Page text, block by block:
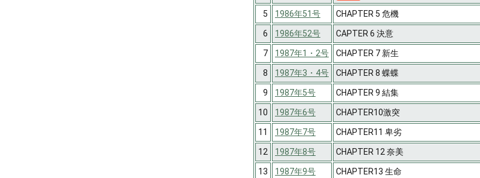
5 1986年51号 CHAPTER 5 危機
6 1986年52号 CAPTER 6 決意
7 1987年1・2号 CHAPTER 7 新生
8 1987年3・4号 CHAPTER 8 蝶蝶
9 1987年5号 CHAPTER 9 結集
10 1987年6号 CHAPTER10激突
11 1987年7号 CHAPTER11 卑劣
12 1987年8号 CHAPTER 12 奈美
13 1987年9号 CHAPTER13 生命